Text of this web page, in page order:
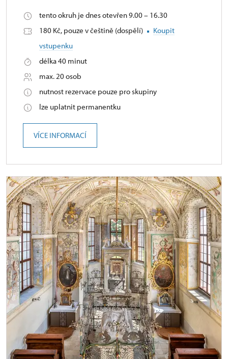
tento okruh je dnes otevřen 9.00 – 16.30
180 Kč, pouze v češtině (dospělí)
Koupit
vstupenku
délka 40 minut
max. 20 osob
nutnost rezervace pouze pro skupiny
lze uplatnit permanentku
VÍCE INFORMACÍ